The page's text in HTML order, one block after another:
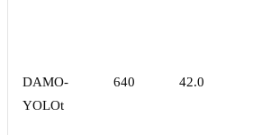
DAMO-
YOLOt
640 42.0